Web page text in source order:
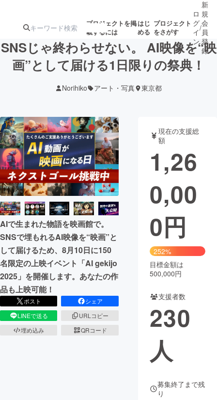
プロジェクトを掲
載するには
はじ
める
プロジェクト
をさがす
ターン
ジェクト
募集終了が近いプ
ロジェクト
アート・写真 音楽
テクノロジー・ガジェット ゲーム・サ
映像・映画
ビジネス・起業
まちづくり・地域活性化
CAMPFIRE for Social Good
CAMPFIRE Creation
CAMPFIREふるさと納税machi-ya コミュニティ
ロ
グ
イ
ン
/
新
規
会
員
登
録
SNSじゃ終わらせない。 AI映像を“映
画”として届ける1日限りの祭典！
Norihiko アート・写真 東京都
AIで生まれた物語を映画館で。
SNSで埋もれるAI映像を“映画”と
して届けるため、8月10日に150
名限定の上映イベント「AI gekijo
2025」を開催します。あなたの作
品も上映可能！
ポスト
シェア
LINEで送る
URLコピー
埋め込み
QRコード
現在の支援総
額
1,26
0,00
0円
252%
目標金額は
500,000円
支援者数
230
人
募集終了まで残
り